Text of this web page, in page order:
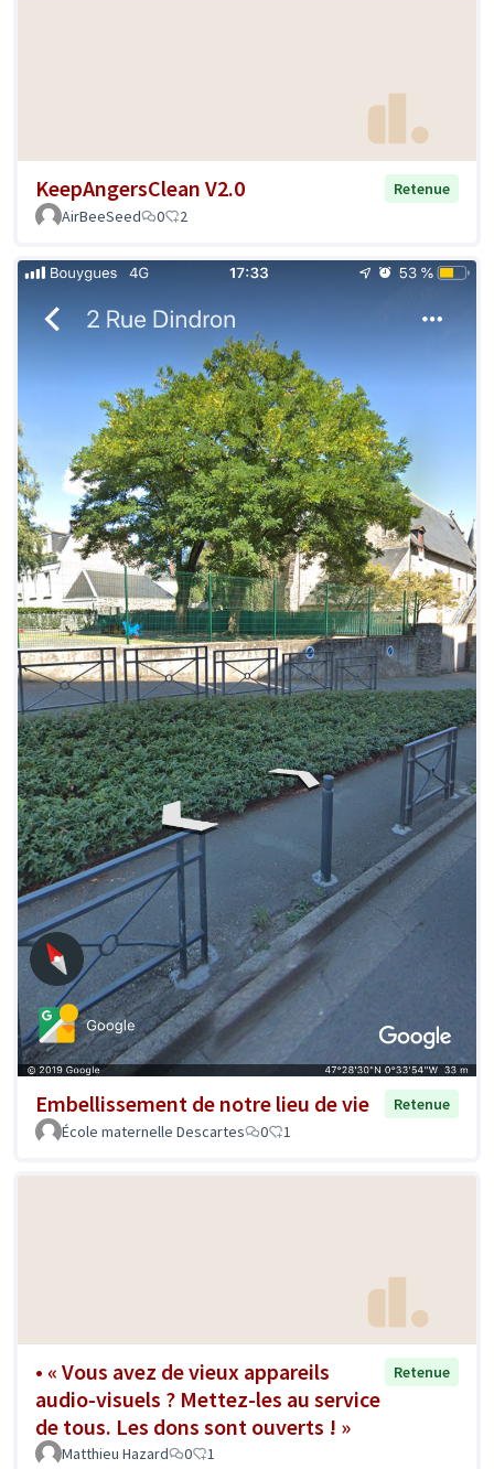
KeepAngersClean V2.0
Retenue
AirBeeSeed
0 2
Embellissement de notre lieu de vie
Retenue
École maternelle Descartes
0 1
• « Vous avez de vieux appareils
audio-visuels ? Mettez-les au service
de tous. Les dons sont ouverts ! »
Retenue
Matthieu Hazard 0 1